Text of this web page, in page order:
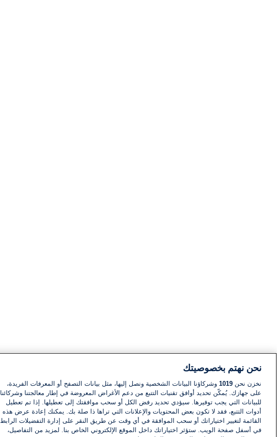
نحن نهتم بخصوصيتك
نخزن نحن 1019 وشركاؤنا البيانات الشخصية ونصل إليها، مثل بيانات التصفح أو المعرفات الفريدة،
على جهازك. يُمكّن تحديد أوافق تقنيات التتبع من دعم الأغراض المعروضة في إطار معالجتنا وشركائنا
للبيانات التي يجب توفيرها. سيؤدي تحديد رفض الكل أو سحب موافقتك إلى تعطيلها. إذا تم تعطيل
أدوات التتبع، فقد لا تكون بعض المحتويات والإعلانات التي تراها ذا صلة بك. يمكنك إعادة عرض هذه
القائمة لتغيير اختياراتك أو سحب الموافقة في أي وقت عن طريق النقر على إدارة التفضيلات الرابط
في أسفل صفحة الويب. ستؤثر اختياراتك داخل الموقع الإلكتروني الخاص بنا. لمزيد من التفاصيل،